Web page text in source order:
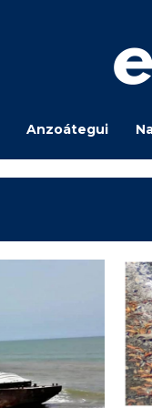
Anzoátegui